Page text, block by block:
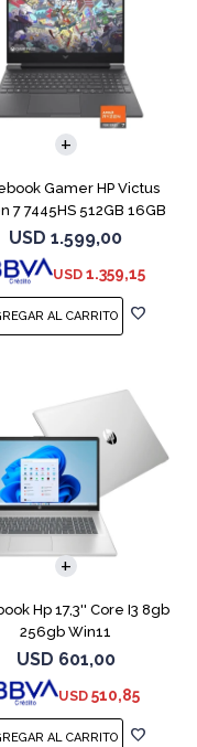
Gamer HP Victus
7 7445HS 512GB 16GB
RTX 4050
USD 1.599,00
USD 1.359,15
COMPARAR
Hp 17,3'' Core I3 8gb
256gb Win11
USD 601,00
USD 510,85
COMPARAR